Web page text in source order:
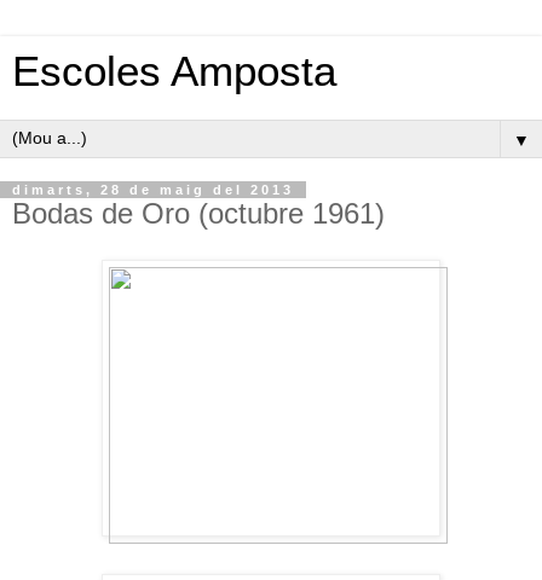
Escoles Amposta
▼
dimarts, 28 de maig del 2013
Bodas de Oro (octubre 1961)